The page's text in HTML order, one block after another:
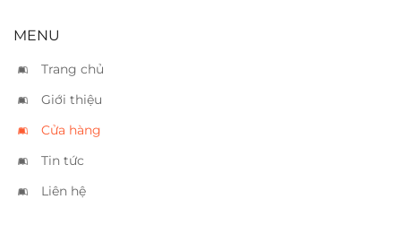
MENU
Trang chủ
Giới thiệu
Cửa hàng
Tin tức
Liên hệ